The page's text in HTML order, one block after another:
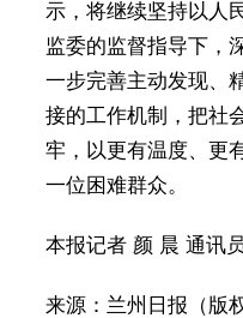
示，将继续坚持以人
监委的监督指导下，
一步完善主动发现、
接的工作机制，把社
牢，以更有温度、更
一位困难群众。
本报记者 颜 晨 通讯
来源：兰州日报（版